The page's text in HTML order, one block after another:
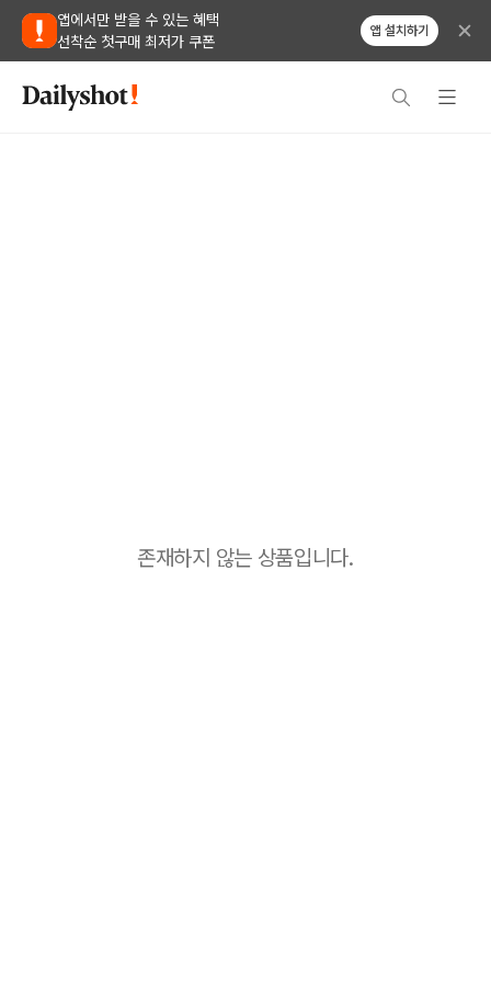
앱에서만 받을 수 있는 혜택
선착순 첫구매 최저가 쿠폰
앱 설치하기
존재하지 않는 상품입니다.